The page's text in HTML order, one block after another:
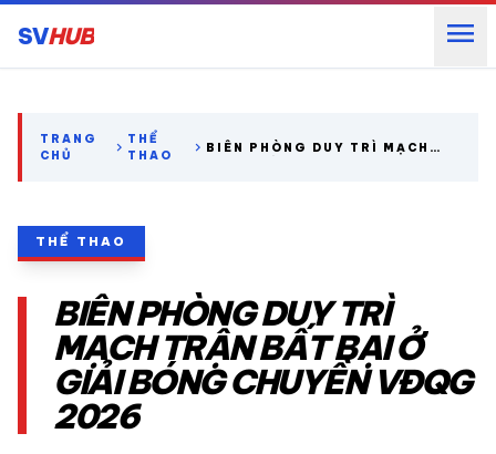
SVHUB menu
THỂ THAO TRONG NƯỚC
THỂ THAO
VIDEO
TRANG
CHỦ
chevron_right THỂ
THAO
chevron_right BIÊN PHÒNG DUY TRÌ MẠCH
THỂ THAO
BIÊN PHÒNG DUY TRÌ
MẠCH TRẬN BẤT BẠI Ở
GIẢI BÓNG CHUYỀN VĐQG
2026